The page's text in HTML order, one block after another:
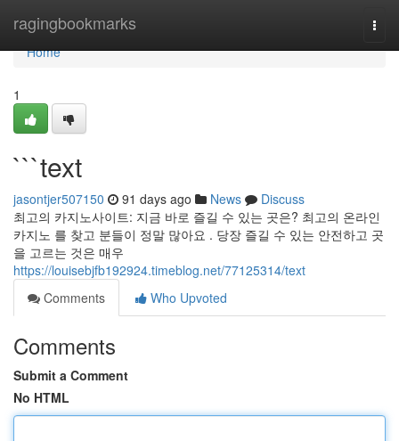
ragingbookmarks
Home
Home
1
```text
jasontjer507150 91 days ago News
Discuss
최고의 카지노사이트: 지금 바로 즐길 수 있는 곳은? 최고의 온라인
카지노 를 찾고 분들이 정말 많아요 . 당장 즐길 수 있는 안전하고 곳
을 고르는 것은 매우
https://louisebjfb192924.timeblog.net/77125314/text
Comments
Who Upvoted
Comments
Submit a Comment
No HTML